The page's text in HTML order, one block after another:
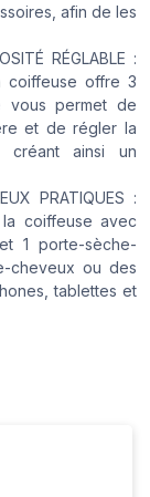
afin de les
RÉGLABLE :
coiffeuse offre 3
vous permet de
et de régler la
créant ainsi un
PRATIQUES :
coiffeuse avec
1 porte-sèche-
cheveux ou des
tablettes et